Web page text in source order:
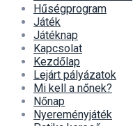
Hűségprogram
Játék
Játéknap
Kapcsolat
Kezdőlap
Lejárt pályázatok
Mi kell a nőnek?
Nőnap
Nyereményjáték